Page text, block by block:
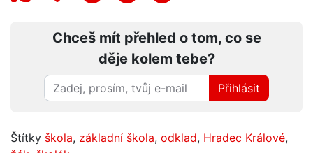
Chceš mít přehled o tom, co se
děje kolem tebe?
Přihlásit
Štítky škola, základní škola, odklad, Hradec Králové,